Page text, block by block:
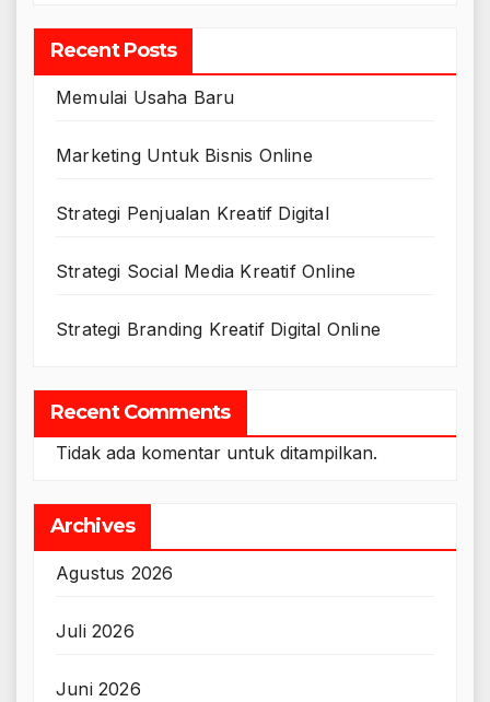
Recent Posts
Memulai Usaha Baru
Marketing Untuk Bisnis Online
Strategi Penjualan Kreatif Digital
Strategi Social Media Kreatif Online
Strategi Branding Kreatif Digital Online
Recent Comments
Tidak ada komentar untuk ditampilkan.
Archives
Agustus 2026
Juli 2026
Juni 2026